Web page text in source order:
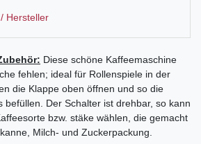
Hersteller
Diese schöne Kaffeemaschine
fehlen; ideal für Rollenspiele in der
die Klappe oben öffnen und so die
befüllen. Der Schalter ist drehbar, so kann
bzw. stäke wählen, die gemacht
Milch- und Zuckerpackung.